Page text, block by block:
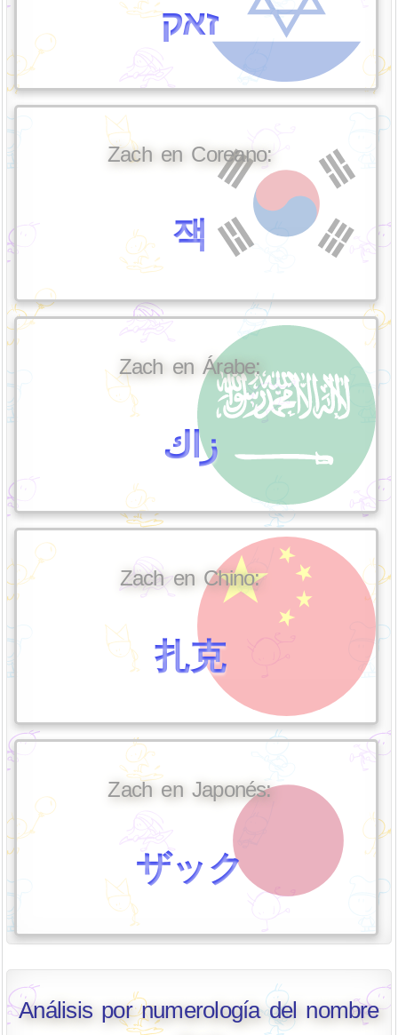
זאק
Zach en Coreano:
잭
Zach en Árabe:
زاك
Zach en Chino:
扎克
Zach en Japonés:
ザック
Análisis por numerología del nombre